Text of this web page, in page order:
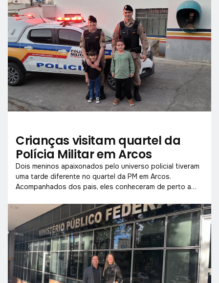
Crianças visitam quartel da
Polícia Militar em Arcos
Dois meninos apaixonados pelo universo policial tiveram
uma tarde diferente no quartel da PM em Arcos.
Acompanhados dos pais, eles conheceram de perto a
integração e aprendizado.